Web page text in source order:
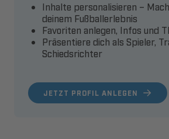
JETZT PROFIL ANLEGEN
Inhalte personalisieren –
deinem Fußballerlebnis
Favoriten anlegen, Infos und
Präsentiere dich als Spieler,
Schiedsrichter